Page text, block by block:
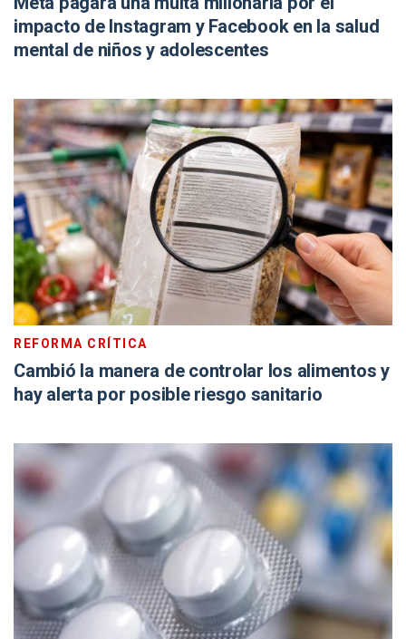
impacto de Instagram y Facebook en la salud
mental de niños y adolescentes
REFORMA CRÍTICA
Cambió la manera de controlar los alimentos y
hay alerta por posible riesgo sanitario